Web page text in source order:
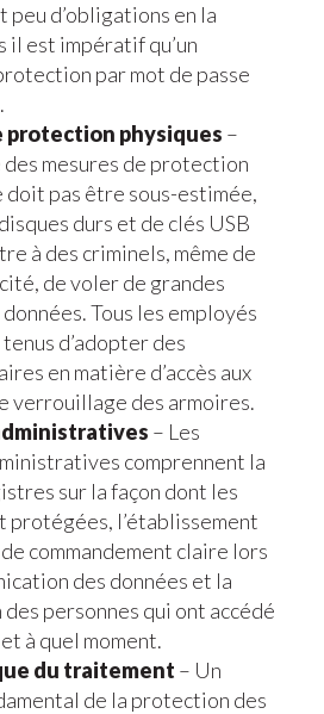
peu d’obligations en la
il est impératif qu’un
par mot de passe
protection physiques –
des mesures de protection
doit pas être sous-estimée,
durs et de clés USB
à des criminels, même de
de voler de grandes
Tous les employés
d’adopter des
en matière d’accès aux
verrouillage des armoires.
– Les
comprennent la
sur la façon dont les
protégées, l’établissement
de commandement claire lors
des données et la
personnes qui ont accédé
à quel moment.
du traitement – Un
de la protection des